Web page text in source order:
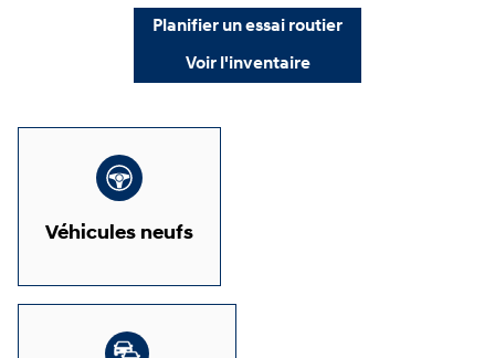
Planifier un essai routier
Voir l'inventaire
Véhicules neufs